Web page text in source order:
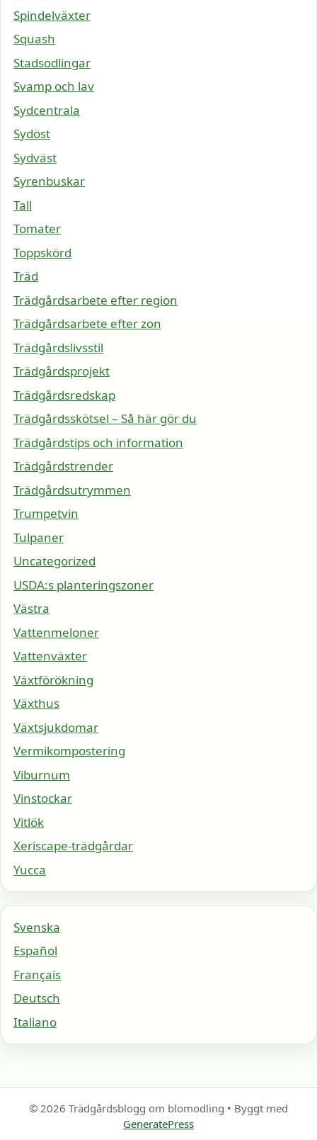
Spindelväxter
Squash
Stadsodlingar
Svamp och lav
Sydcentrala
Sydöst
Sydväst
Syrenbuskar
Tall
Tomater
Toppskörd
Träd
Trädgårdsarbete efter region
Trädgårdsarbete efter zon
Trädgårdslivsstil
Trädgårdsprojekt
Trädgårdsredskap
Trädgårdsskötsel – Så här gör du
Trädgårdstips och information
Trädgårdstrender
Trädgårdsutrymmen
Trumpetvin
Tulpaner
Uncategorized
USDA:s planteringszoner
Västra
Vattenmeloner
Vattenväxter
Växtförökning
Växthus
Växtsjukdomar
Vermikompostering
Viburnum
Vinstockar
Vitlök
Xeriscape-trädgårdar
Yucca
Svenska
Español
Français
Deutsch
Italiano
© 2026 Trädgårdsblogg om blomodling • Byggt med
GeneratePress